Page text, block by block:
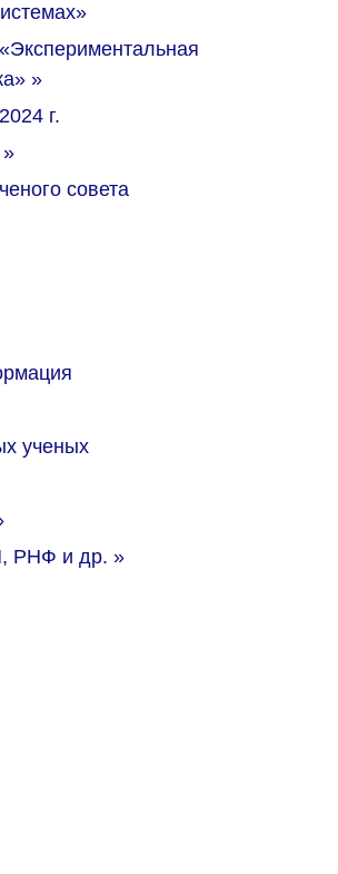
»
г.
»
совета
ученых
РНФ и др. »